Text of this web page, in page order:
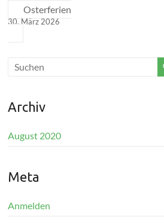
Osterferien
30. März 2026
Archiv
August 2020
Meta
Anmelden